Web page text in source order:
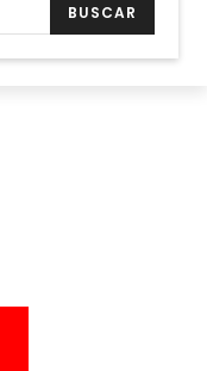
BUSCAR